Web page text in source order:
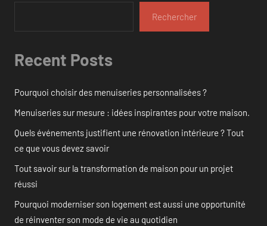
Rechercher
Recent Posts
Pourquoi choisir des menuiseries personnalisées ?
Menuiseries sur mesure : idées inspirantes pour votre maison.
Quels événements justifient une rénovation intérieure ? Tout
ce que vous devez savoir
Tout savoir sur la transformation de maison pour un projet
réussi
Pourquoi moderniser son logement est aussi une opportunité
de réinventer son mode de vie au quotidien